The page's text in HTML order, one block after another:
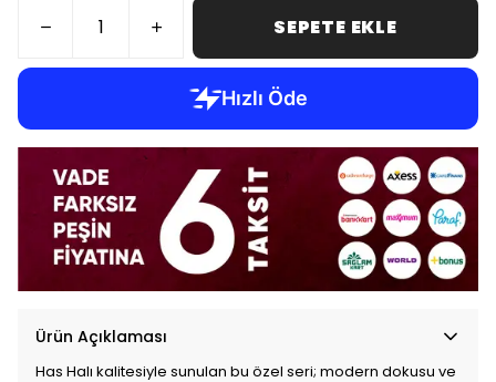
SEPETE EKLE
Ürün Açıklaması
Has Halı kalitesiyle sunulan bu özel seri; modern dokusu ve